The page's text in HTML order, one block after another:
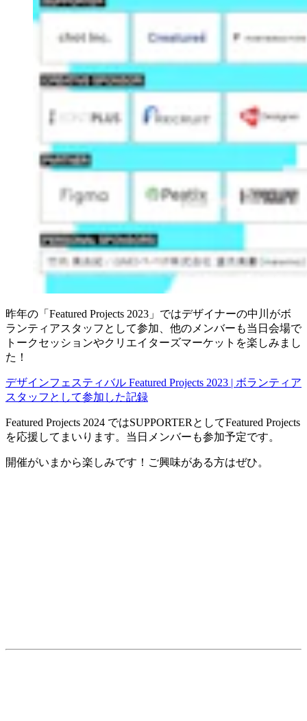
昨年の「Featured Projects 2023」ではデザイナーの中川がボ
ランティアスタッフとして参加、他のメンバーも当日会場で
トークセッションやクリエイターズマーケットを楽しみまし
た！
デザインフェスティバル Featured Projects 2023 | ボランティア
スタッフとして参加した記録
Featured Projects 2024 ではSUPPORTERとしてFeatured Projects
を応援してまいります。当日メンバーも参加予定です。
開催がいまから楽しみです！ご興味がある方はぜひ。